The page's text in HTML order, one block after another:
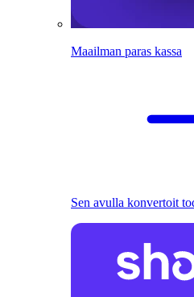
Maailman paras kassa
Sen avulla konvertoit